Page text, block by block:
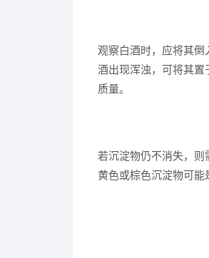
观察白酒时，应将其
酒出现浑浊，可将其
质量。
若沉淀物仍不消失，
黄色或棕色沉淀物可能